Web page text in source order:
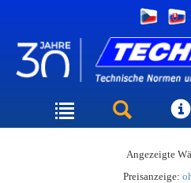
Angezeigte
Preisanzeige: